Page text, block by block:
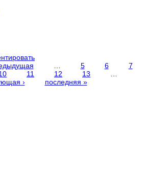
5 6
7
11 12 13
›
последняя »